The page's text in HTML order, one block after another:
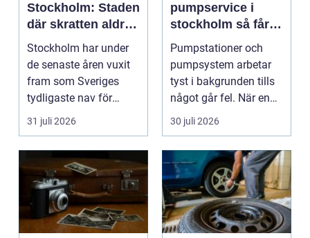
Stockholm: Staden
där skratten aldrig
tar paus
Stockholm har under
de senaste åren vuxit
fram som Sveriges
tydligaste nav för
livehumor....
31 juli 2026
pumpservice i
stockholm så får
du driftsäkra
anläggningar året
runt
Pumpstationer och
pumpsystem arbetar
tyst i bakgrunden tills
något går fel. När en
pump stannar hand...
30 juli 2026